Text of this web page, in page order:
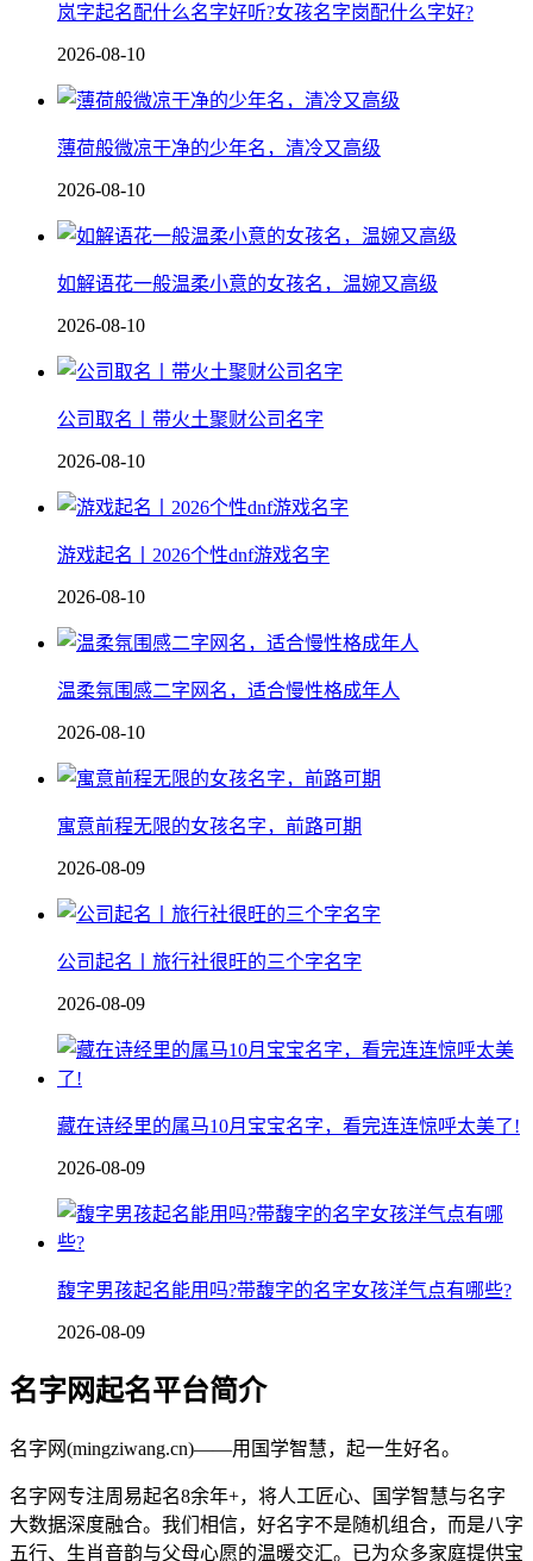
岚字起名配什么名字好听?女孩名字岗配什么字好?
2026-08-10
薄荷般微凉干净的少年名，清冷又高级
2026-08-10
如解语花一般温柔小意的女孩名，温婉又高级
2026-08-10
公司取名丨带火土聚财公司名字
2026-08-10
游戏起名丨2026个性dnf游戏名字
2026-08-10
温柔氛围感二字网名，适合慢性格成年人
2026-08-10
寓意前程无限的女孩名字，前路可期
2026-08-09
公司起名丨旅行社很旺的三个字名字
2026-08-09
藏在诗经里的属马10月宝宝名字，看完连连惊呼太美了!
2026-08-09
馥字男孩起名能用吗?带馥字的名字女孩洋气点有哪些?
2026-08-09
名字网起名平台简介
名字网(mingziwang.cn)——用国学智慧，起一生好名。
名字网专注周易起名8余年+，将人工匠心、国学智慧与名字
大数据深度融合。我们相信，好名字不是随机组合，而是八字
五行、生肖音韵与父母心愿的温暖交汇。已为众多家庭提供宝